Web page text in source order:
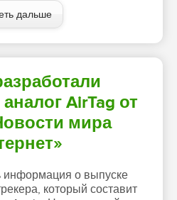
дальше
AirTag от
мира
информация о выпуске
который составит